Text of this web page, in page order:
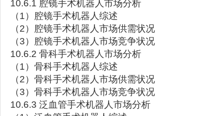
10.6.1 腔镜手术机器人市场分析
（1）腔镜手术机器人综述
（2）腔镜手术机器人市场供需状况
（3）腔镜手术机器人市场竞争状况
10.6.2 骨科手术机器人市场分析
（1）骨科手术机器人综述
（2）骨科手术机器人市场供需状况
（3）骨科手术机器人市场竞争状况
10.6.3 泛血管手术机器人市场分析